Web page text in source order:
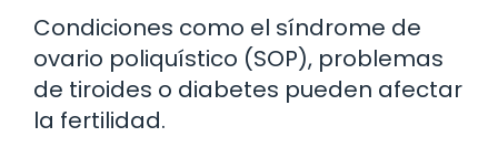
Condiciones como el síndrome de
ovario poliquístico (SOP), problemas
de tiroides o diabetes pueden afectar
la fertilidad.